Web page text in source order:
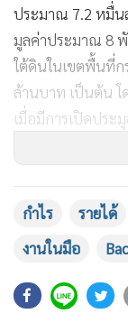
ประมาณ 7.2 หมื่น
มูลค่าประมาณ 8
ใต้ดินในเขตพื้นที่
ล้านบาท เป็นต้น โ
เมื่อมีการเปิดประ
ล่าสุด บริษัทเตรีย
คลองตรอน จ.อุต
เจ้าของโครงการ
อยู่ระหว่างการตร
ล้านบาท ในไตรม
กำไร รายได้
งานในมือ